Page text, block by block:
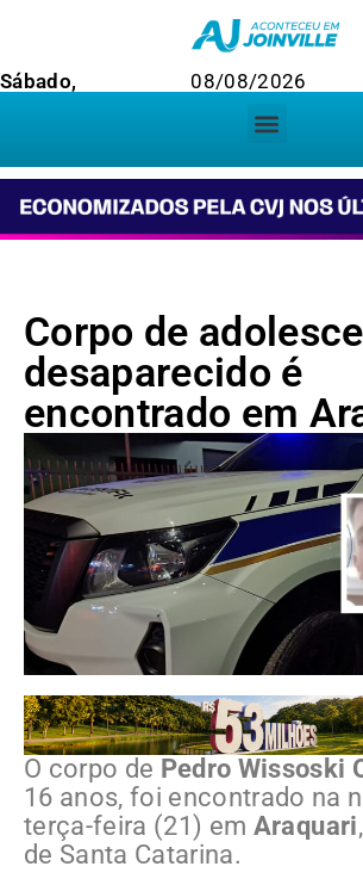
Sábado, 08/08/2026
Corpo de
desaparecido é
encontrado em
O corpo de Pedro Wissoski
16 anos, foi encontrado na
terça-feira (21) em Araquari
de Santa Catarina.